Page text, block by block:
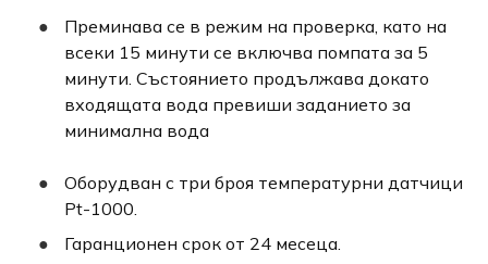
Преминава се в режим на проверка, като на
всеки 15 минути се включва помпата за 5
минути. Състоянието продължава докато
входящата вода превиши заданието за
минимална вода
Оборудван с три броя температурни датчици
Pt-1000.
Гаранционен срок от 24 месеца.